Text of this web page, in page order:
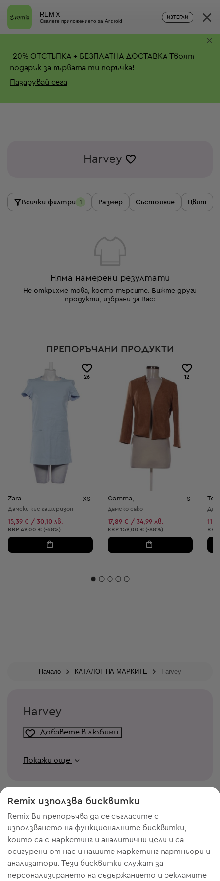
REMIX
Свалете приложението за Android
ИЗТЕГЛИ ×
-20% ОТСТЪПКА + БЕЗПЛАТНА ДОСТАВКА Твоят
подарък за първата ти поръчка!
Пазарувай сега
×
Harvey
Всички филтри 1 Размер Състояние Цвят
Няма намерени резултати
Не открихме това, което търсите. Вижте други
продукти, избрани за Вас:
ПРЕПОРЪЧАНИ ПРОДУКТИ
26
Zara XS
Дамски къс гащеризон
15,39 € / 30,10 лв.
Препоръчителна цена:
RRP 49,00 € (-68%)
12
Comma, S
Дамско сако
17,89 € / 34,99 лв.
Препоръчителна цена:
RRP 159,00 € (-88%) RRP
Начало КАТАЛОГ НА МАРКИТЕ Harvey
Harvey
Добавете в любими
Покажи още
ИМАШ НУЖДА ОТ МЯСТО В
Remix използва бисквитки
Remix Ви препоръчва да се съгласите с
използването на функционалните бисквитки,
които са с маркетинг и аналитични цели и са
осигурени от нас и нашите маркетинг партньори и
анализатори. Тези бисквитки служат за
персонализирането на съдържанието и рекламите